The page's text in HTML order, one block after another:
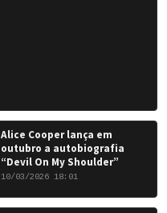
Alice Cooper lança em
outubro a autobiografia
“Devil On My Shoulder”
10/03/2026 18:01